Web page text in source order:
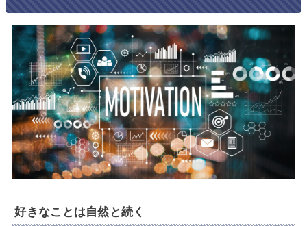
好きなことは自然と続く